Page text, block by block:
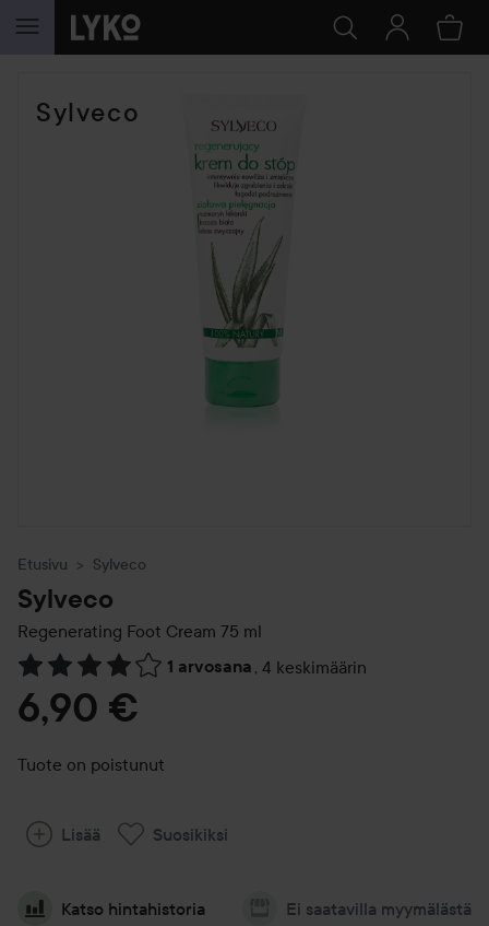
SIIRTYÄ JHK SISÄLTÖÖN
Sylveco
Etusivu Sylveco
Sylveco
Regenerating Foot Cream 75 ml
1 arvosana , 4 keskimäärin
Siirtyä jhk Arvosana & kommentit
6,90 €
Tuote on poistunut
Lisää Suosikiksi
Katso hintahistoria Ei saatavilla myymälästä